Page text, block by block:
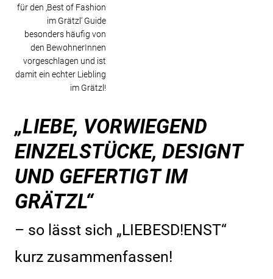
für den ‚Best of Fashion
im Grätzl‘ Guide
besonders häufig von
den BewohnerInnen
vorgeschlagen und ist
damit ein echter Liebling
im Grätzl!
„LIEBE, VORWIEGEND
EINZELSTÜCKE, DESIGNT
UND GEFERTIGT IM
GRÄTZL“
– so lässt sich „LIEBESD!ENST“
kurz zusammenfassen!